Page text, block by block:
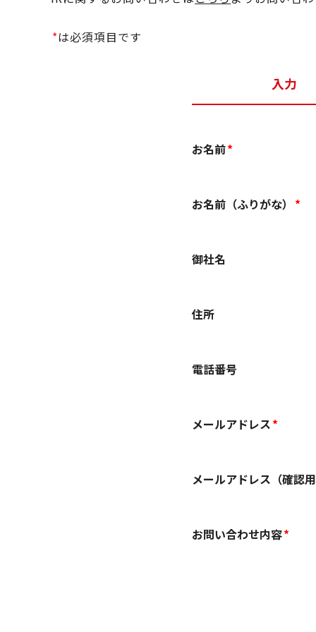
は必須項目です
入力
お名前
お名前（ふりがな）
御社名
住所
電話番号
メールアドレス
メールアドレス（確認
お問い合わせ内容